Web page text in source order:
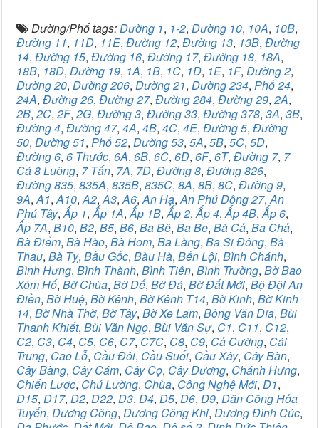
Đường/Phố tags:Đường 1, 1-2, Đường 10, 10A, 10B,
Đường 11, 11D, 11E, Đường 12, Đường 13, 13B, Đường
14, Đường 15, Đường 16, Đường 17, Đường 18, 18A,
18B, 18D, Đường 19, 1A, 1B, 1C, 1D, 1E, 1F, Đường 2,
Đường 20, Đường 206, Đường 21, Đường 234, Phố 24,
24A, Đường 26, Đường 27, Đường 284, Đường 29, 2A,
2B, 2C, 2F, 2G, Đường 3, Đường 33, Đường 378, 3A, 3B,
Đường 4, Đường 47, 4A, 4B, 4C, 4E, Đường 5, Đường
50, Đường 51, Phố 52, Đường 53, 5A, 5B, 5C, 5D,
Đường 6, 6 Thước, 6A, 6B, 6C, 6D, 6F, 6T, Đường 7, 7
Cá 8 Luông, 7 Tấn, 7A, 7D, Đường 8, Đường 826,
Đường 835, 835A, 835B, 835C, 8A, 8B, 8C, Đường 9,
9A,A1,A10,A2,A3,A6,An Hạ,An Phú Đông 27,An
Phú Tây,Ấp 1,Ấp 1A,Ấp 1B,Ấp 2,Ấp 4,Ấp 4B,Ấp 6,
Ấp 7A, B10, B2, B5, B6, Ba Bê, Ba Be, Bà Cả, Ba Chả,
Bà Điểm, Bà Hào, Bà Hom, Ba Làng, Ba Si Đông, Bà
Thau, Bà Tỵ, Bầu Gốc, Bàu Hà, Bến Lội, Bình Chánh,
Bình Hưng, Bình Thành, Bình Tiên, Bình Trường, Bờ Bao
Xóm Hố, Bờ Chùa, Bờ Dế, Bờ Đá, Bờ Đất Mới, Bộ Đội An
Điền, Bờ Huệ, Bờ Kênh, Bờ Kênh T14, Bờ Kinh, Bờ Kinh
14, Bờ Nhà Thờ, Bờ Tây, Bờ Xe Lam, Bông Văn Dĩa, Bùi
Thanh Khiết, Bùi Văn Ngọ, Bùi Văn Sự, C1, C11, C12,
C2, C3, C4, C5, C6, C7, C7C, C8, C9, Cả Cường, Cái
Trung, Cao Lỗ, Cầu Đôi, Cầu Suối, Cầu Xây, Cây Bàn,
Cây Bàng, Cây Cám, Cây Cọ, Cây Dương, Chánh Hưng,
Chiến Lược, Chú Lường, Chùa, Công Nghệ Mới, D1,
D15, D17, D2, D22, D3, D4, D5, D6, D9, Dân Công Hỏa
Tuyến, Dương Công, Dương Công Khi, Dương Đình Cúc,